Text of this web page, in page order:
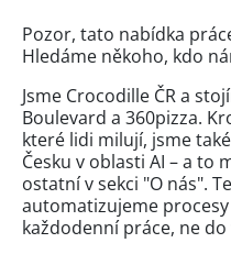
Pozor, tato nabídka
Hledáme někoho, kdo
Jsme Crocodille ČR a
Boulevard a 360pizza.
které lidi milují, jsme
Česku v oblasti AI – a to
ostatní v sekci "O nás".
automatizujeme
každodenní práce, ne